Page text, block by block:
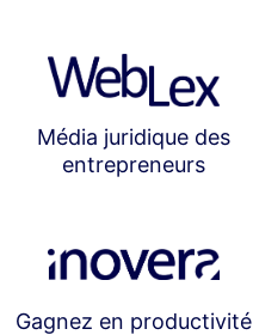
Média juridique des
entrepreneurs
Gagnez en productivité